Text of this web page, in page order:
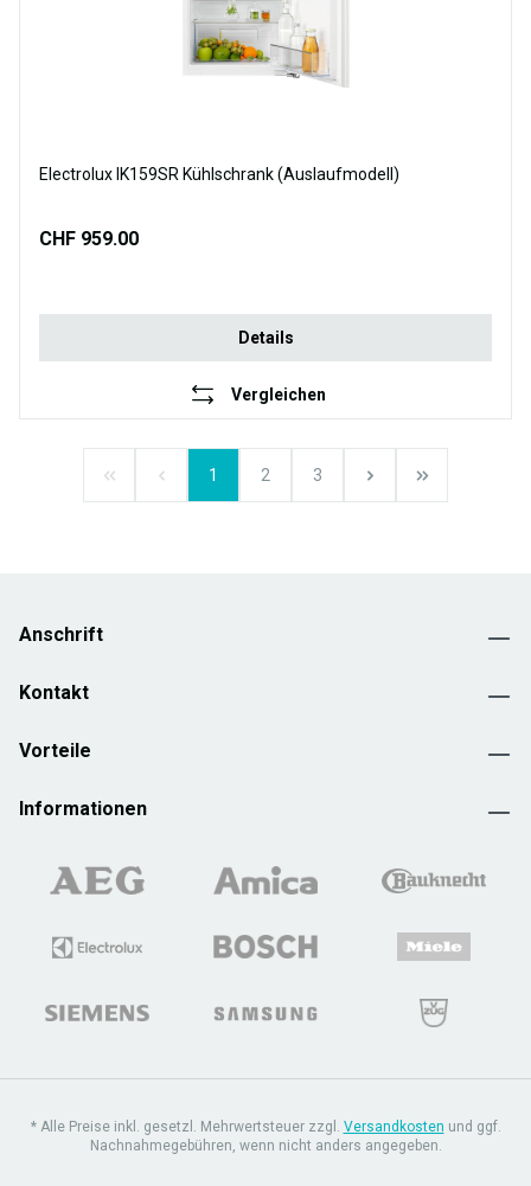
Electrolux IK159SR Kühlschrank (Auslaufmodell)
CHF 959.00
Details
Vergleichen
1 2 3
Anschrift
Kontakt
Vorteile
Informationen
* Alle Preise inkl. gesetzl. Mehrwertsteuer zzgl. Versandkosten und ggf.
Nachnahmegebühren, wenn nicht anders angegeben.